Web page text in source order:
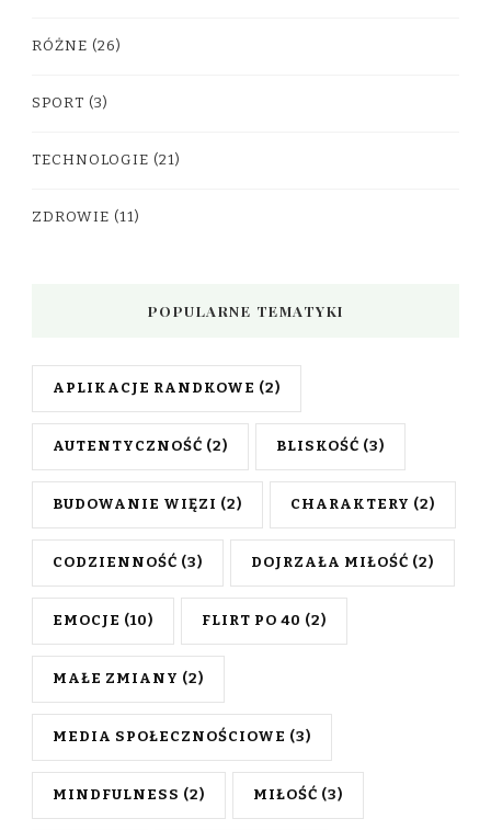
RÓŻNE (26)
SPORT (3)
TECHNOLOGIE (21)
ZDROWIE (11)
POPULARNE TEMATYKI
APLIKACJE RANDKOWE (2)
AUTENTYCZNOŚĆ (2) BLISKOŚĆ (3)
BUDOWANIE WIĘZI (2) CHARAKTERY (2)
CODZIENNOŚĆ (3) DOJRZAŁA MIŁOŚĆ (2)
EMOCJE (10) FLIRT PO 40 (2)
MAŁE ZMIANY (2)
MEDIA SPOŁECZNOŚCIOWE (3)
MINDFULNESS (2) MIŁOŚĆ (3)